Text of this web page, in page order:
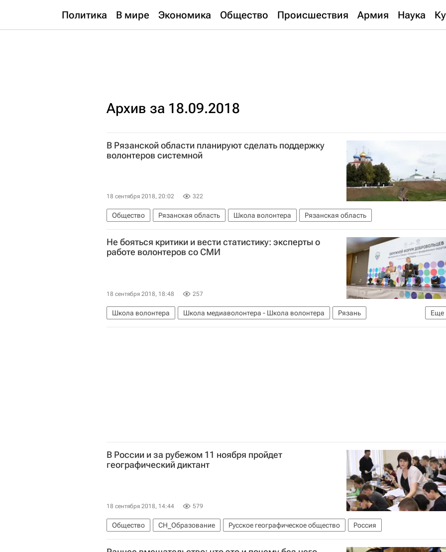
Политика В мире Экономика Общество Происшествия Армия Наука
Архив за 18.09.2018
В Рязанской области планируют сделать поддержку
волонтеров системной
18 сентября 2018, 20:02 322
Общество Рязанская область Школа волонтера Рязанская область
Не бояться критики и вести статистику: эксперты о
работе волонтеров со СМИ
18 сентября 2018, 18:48 257
Еще
Школа волонтера Школа медиаволонтера - Школа волонтера
Рязань
Волонтерство в России
В России и за рубежом 11 ноября пройдет
географический диктант
18 сентября 2018, 14:44 579
Общество СН_Образование Русское географическое общество Россия